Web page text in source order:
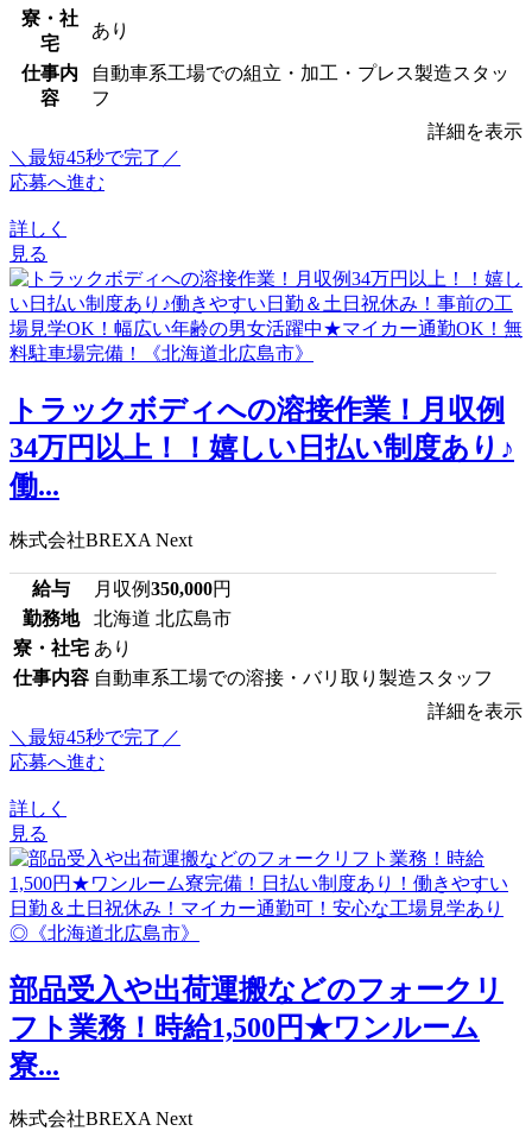
寮・社
宅
あり
仕事内
容
自動車系工場での組立・加工・プレス製造スタッ
フ
詳細を表示
＼最短45秒で完了／
応募へ進む
詳しく
見る
トラックボディへの溶接作業！月収例
34万円以上！！嬉しい日払い制度あり♪
働...
株式会社BREXA Next
給与 月収例350,000円
勤務地
北海道 北広島市
寮・社宅 あり
仕事内容 自動車系工場での溶接・バリ取り製造スタッフ
詳細を表示
＼最短45秒で完了／
応募へ進む
詳しく
見る
部品受入や出荷運搬などのフォークリ
フト業務！時給1,500円★ワンルーム
寮...
株式会社BREXA Next